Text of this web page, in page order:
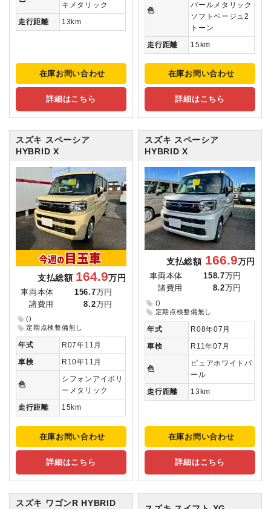
キメタリック
走行距離
13km
在庫お問い合わせ
詳細はこちら
色
パールメタリック
ソフトベージュ2
トーン
走行距離
15km
在庫お問い合わせ
詳細はこちら
スズキ スペーシア
HYBRID X
支払総額 164.9万円
車両本体 156.7 万円
諸費用
8.2 万円
()
定期点検整備無し
年式
R07年11月
車検
R10年11月
色
シフォンアイボリ
ーメタリック
走行距離
15km
在庫お問い合わせ
詳細はこちら
スズキ スペーシア
HYBRID X
支払総額 166.9万円
車両本体 158.7 万円
諸費用
8.2 万円
()
定期点検整備無し
年式
R08年07月
車検
R11年07月
色
ピュアホワイトパ
ール
走行距離
13km
在庫お問い合わせ
詳細はこちら
スズキ ワゴンR HYBRID